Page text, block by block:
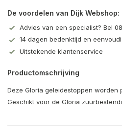
De voordelen van Dijk Webshop:
Advies van een specialist? Bel
14 dagen bedenktijd en
Uitstekende klantenservice
Productomschrijving
Deze Gloria geleidestoppen worden
Geschikt voor de Gloria